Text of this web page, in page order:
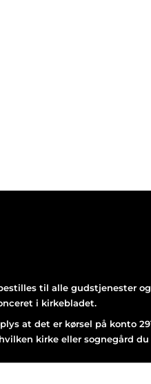
til alle gudstjenester og
i kirkebladet.
at det er kørsel på konto
kirke eller sognegård du